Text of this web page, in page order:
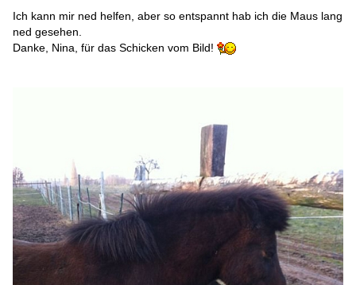
Ich kann mir ned helfen, aber so entspannt hab ich die Maus lang
ned gesehen.
Danke, Nina, für das Schicken vom Bild!